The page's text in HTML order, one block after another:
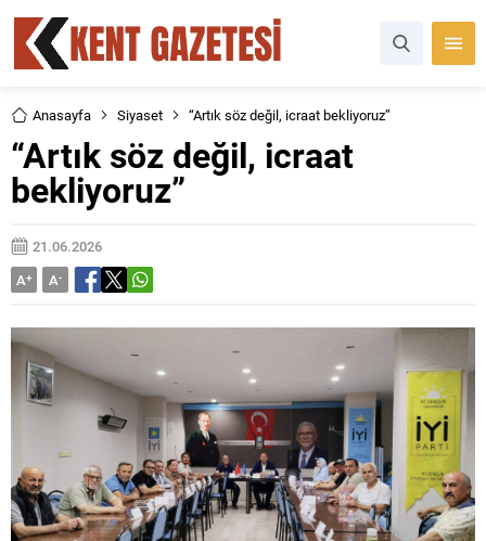
Anasayfa Siyaset “Artık söz değil, icraat bekliyoruz”
“Artık söz değil, icraat
bekliyoruz”
21.06.2026
A+ A-